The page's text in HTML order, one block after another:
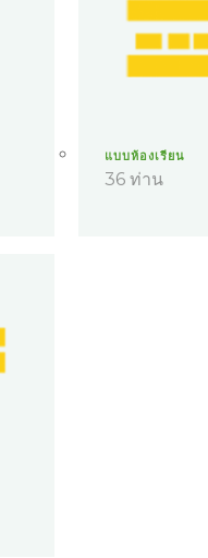
แบบห้องเรียน
36 ท่าน